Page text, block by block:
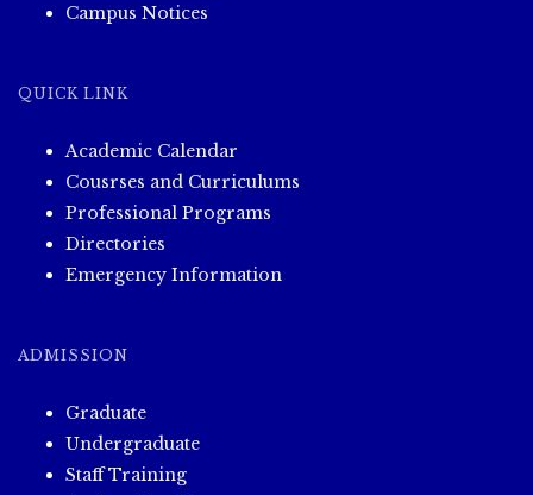
Campus Notices
QUICK LINK
Academic Calendar
Cousrses and Curriculums
Professional Programs
Directories
Emergency Information
ADMISSION
Graduate
Undergraduate
Staff Training